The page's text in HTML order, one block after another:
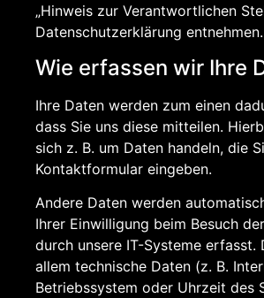
„Hinweis zur Verantwortlichen
Datenschutzerklärung entnehmen.
Wie erfassen wir Ihre
Ihre Daten werden zum einen
dass Sie uns diese mitteilen.
sich z. B. um Daten handeln, die
Kontaktformular eingeben.
Andere Daten werden
Ihrer Einwilligung beim Besuch
durch unsere IT-Systeme erfasst.
allem technische Daten (z. B.
Betriebssystem oder Uhrzeit des